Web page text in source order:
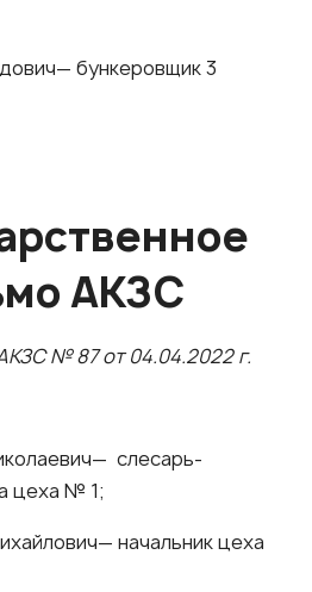
бункеровщик 3
АКЗС
№ 87 от 04.04.2022 г.
слесарь-
цеха № 1;
начальник цеха